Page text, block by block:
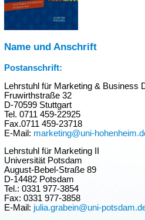
Name und Anschrift
Postanschrift:
Lehrstuhl für Marketing & Business
Fruwirthstraße 32
D-70599 Stuttgart
Tel. 0711 459-22925
Fax.0711 459-23718
E-Mail: marketing@uni-
Lehrstuhl für Marketing II
Universität Potsdam
August-Bebel-Straße 89
D-14482 Potsdam
Tel.: 0331 977-3854
Fax: 0331 977-3858
E-Mail: julia.grabein@uni-